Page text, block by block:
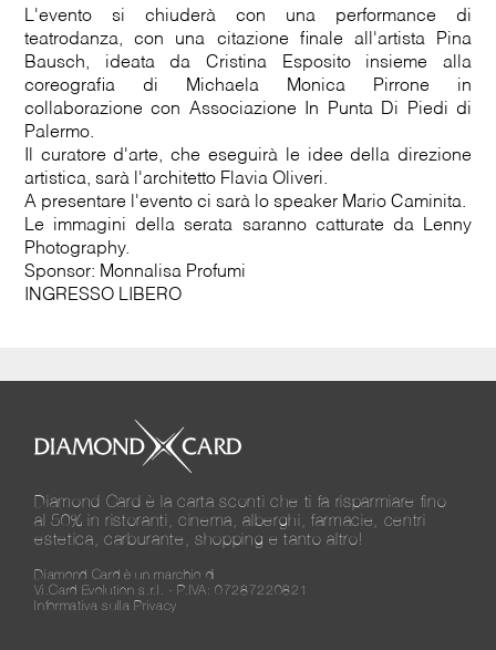
L'evento si chiuderà con una performance di
teatrodanza, con una citazione finale all'artista Pina
Bausch, ideata da Cristina Esposito insieme alla
coreografia di Michaela Monica Pirrone in
collaborazione con Associazione In Punta Di Piedi di
Palermo.
Il curatore d'arte, che eseguirà le idee della direzione
artistica, sarà l'architetto Flavia Oliveri.
A presentare l'evento ci sarà lo speaker Mario Caminita.
Le immagini della serata saranno catturate da Lenny
Photography.
Sponsor: Monnalisa Profumi
INGRESSO LIBERO
Diamond Card è la carta sconti che ti fa risparmiare fino
al 50% in ristoranti, cinema, alberghi, farmacie, centri
estetica, carburante, shopping e tanto altro!
Diamond Card è un marchio di
Vi.Card Evolution s.r.l. - P.IVA: 07287220821
Informativa sulla Privacy